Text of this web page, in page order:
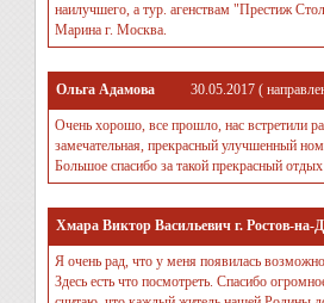
наилучшего, а тур. агенствам "Престиж
Марина г. Москва.
Ольга Адамова 30.05.2017 (
Очень хорошо, все прошло, нас встретили
замечательная, прекрасный улучшенный
Большое спасибо за такой прекрасный
Хмара Виктор Васильевич г. Ростов-на-
Я очень рад, что у меня появилась
Здесь есть что посмотреть. Спасибо